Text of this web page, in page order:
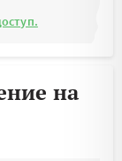
на